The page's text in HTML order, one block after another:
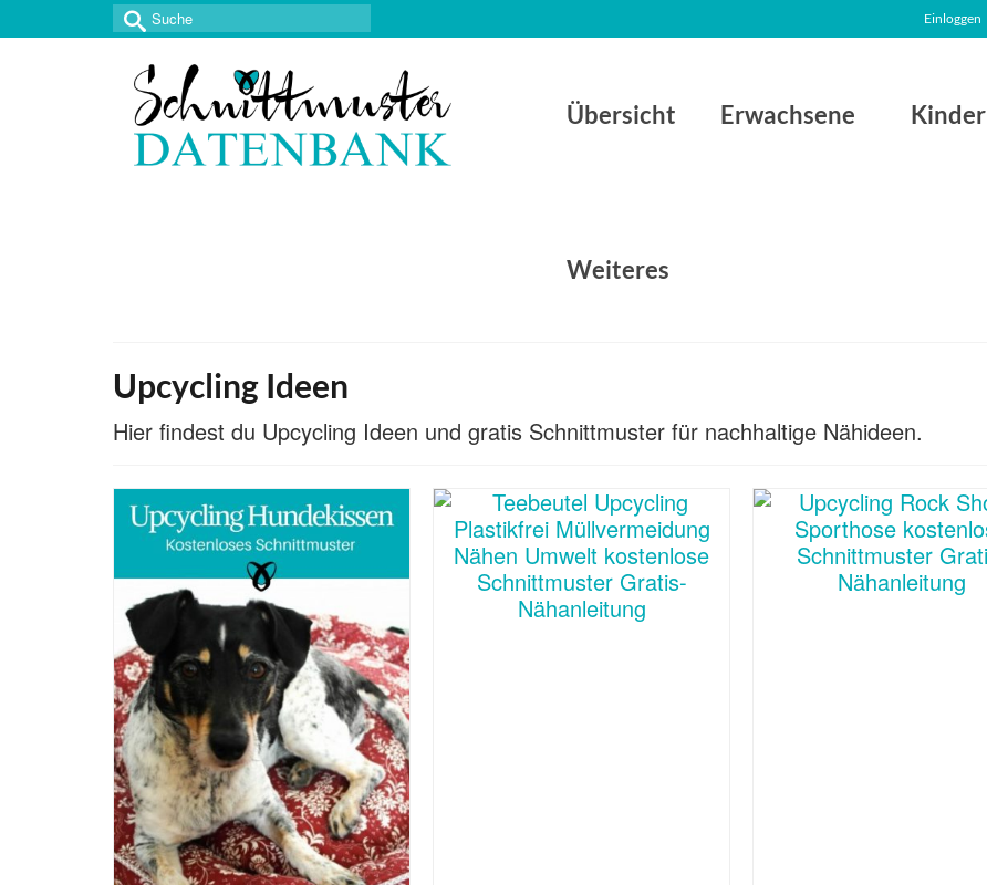
Einloggen
Suche
nach:
Übersicht Erwachsene Kinder
Weiteres
Upcycling Ideen
Hier findest du Upcycling Ideen und gratis Schnittmuster für nachhaltige Nähideen.